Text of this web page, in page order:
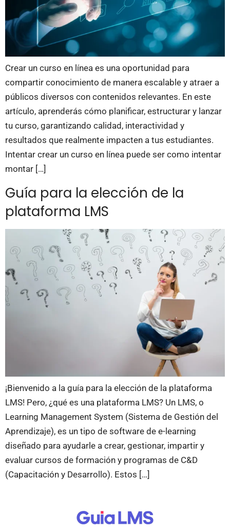
Crear un curso en línea es una oportunidad para
compartir conocimiento de manera escalable y atraer a
públicos diversos con contenidos relevantes. En este
artículo, aprenderás cómo planificar, estructurar y lanzar
tu curso, garantizando calidad, interactividad y
resultados que realmente impacten a tus estudiantes.
Intentar crear un curso en línea puede ser como intentar
montar […]
Guía para la elección de la
plataforma LMS
¡Bienvenido a la guía para la elección de la plataforma
LMS! Pero, ¿qué es una plataforma LMS? Un LMS, o
Learning Management System (Sistema de Gestión del
Aprendizaje), es un tipo de software de e-learning
diseñado para ayudarle a crear, gestionar, impartir y
evaluar cursos de formación y programas de C&D
(Capacitación y Desarrollo). Estos […]